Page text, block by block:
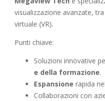
visualizzazione avanzate,
virtuale (VR).
Punti chiave:
Soluzioni innovative
e della formazione.
Espansione rapida
Collaborazioni con